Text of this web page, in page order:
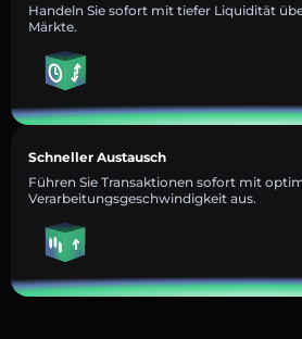
Handeln Sie sofort mit tiefer Liquidität
Märkte.
Schneller Austausch
Führen Sie Transaktionen sofort mit
Verarbeitungsgeschwindigkeit aus.